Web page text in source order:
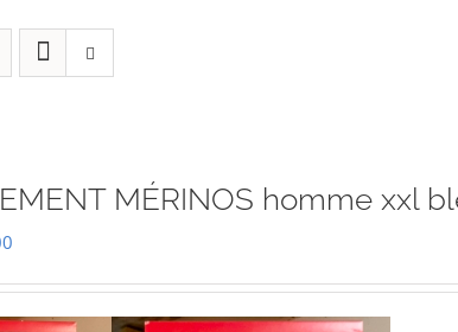
MÉRINOS homme xxl
actuel